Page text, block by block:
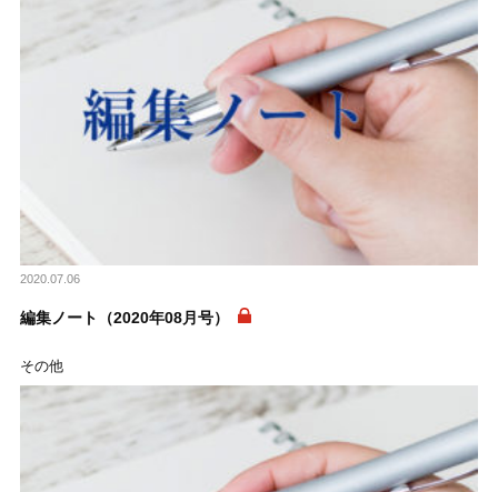
2020.07.06
編集ノート（2020年08月号）
その他